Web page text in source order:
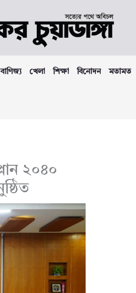
বাণিজ্য খেলা শিক্ষা বিনোদন মতামত
২০৪০